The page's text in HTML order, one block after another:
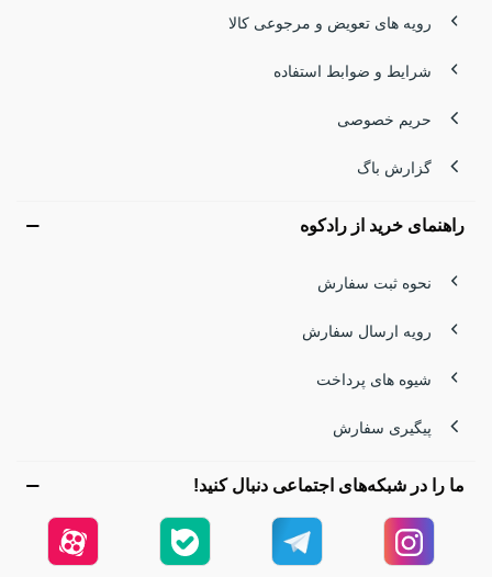
رویه های تعویض و مرجوعی کالا
شرایط و ضوابط استفاده
حریم خصوصی
گزارش باگ
راهنمای خرید از رادکوه
نحوه ثبت سفارش
رویه ارسال سفارش
شیوه های پرداخت
پیگیری سفارش
ما را در شبکه‌های اجتماعی دنبال کنید!